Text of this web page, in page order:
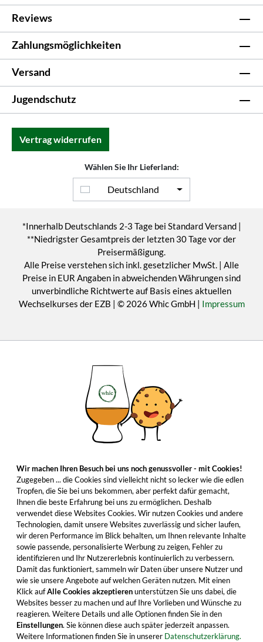
Reviews
Zahlungsmöglichkeiten
Versand
Jugendschutz
Vertrag widerrufen
Wählen Sie Ihr Lieferland:
Deutschland
*Innerhalb Deutschlands 2-3 Tage bei Standard Versand |
**Niedrigster Gesamtpreis der letzten 30 Tage vor der
Preisermäßigung.
Alle Preise verstehen sich inkl. gesetzlicher MwSt. | Alle
Preise in EUR Angaben in abweichenden Währungen sind
unverbindliche Richtwerte auf Basis eines aktuellen
Wechselkurses der EZB | © 2026 Whic GmbH | Impressum
Wir machen Ihren Besuch bei uns noch genussvoller - mit Cookies!
Zugegeben ... die Cookies sind vielleicht nicht so lecker wie die edlen
Tropfen, die Sie bei uns bekommen, aber perfekt dafür gemacht,
Ihnen die beste Erfahrung bei uns zu ermöglichen. Deshalb
verwendet diese Websites Cookies. Wir nutzen Cookies und andere
Technologien, damit unsere Websites zuverlässig und sicher laufen,
wir deren Performance im Blick behalten, um Ihnen relevante Inhalte
sowie passende, personalisierte Werbung zu zeigen, Fehler zu
identifizieren und Ihr Nutzererlebnis kontinuierlich zu verbessern.
Damit das funktioniert, sammeln wir Daten über unsere Nutzer und
wie sie unsere Angebote auf welchen Geräten nutzen. Mit einen
Klick aufAlle Cookies akzeptierenunterstützen Sie uns dabei, die
Websites besser zu machen und auf Ihre Vorlieben und Wünsche zu
reagieren. Weitere Details und alle Optionen finden Sie in den
Einstellungen. Sie können diese auch später jederzeit anpassen.
Weitere Informationen finden Sie in unserer Datenschutzerklärung.